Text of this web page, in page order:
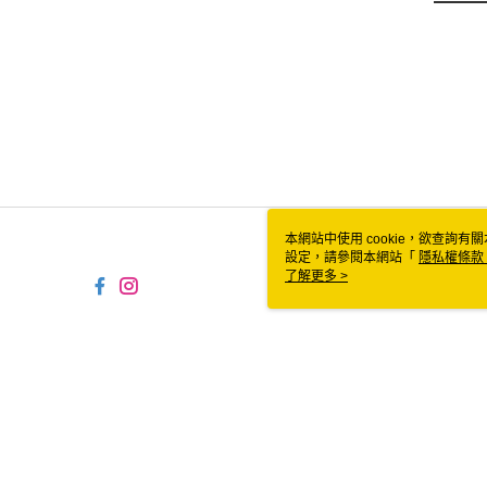
本網站中使用 cookie，欲查詢有
設定，請參閱本網站「 隱私權條款
使用 cookie。
了解更多 >